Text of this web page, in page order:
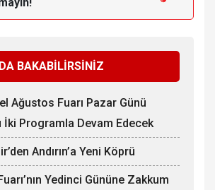
BAKABİLİRSİNİZ
Ağustos Fuarı Pazar Günü
İki Programla Devam Edecek
Andırın’a Yeni Köprü
Yedinci Gününe Zakkum